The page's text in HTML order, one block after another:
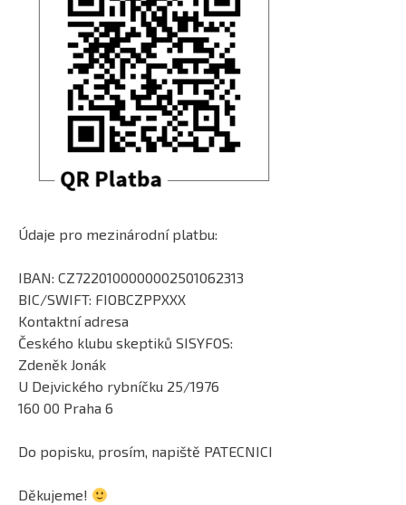
Údaje pro mezinárodní platbu:
IBAN: CZ7220100000002501062313
BIC/SWIFT: FIOBCZPPXXX
Kontaktní adresa
Českého klubu skeptiků SISYFOS:
Zdeněk Jonák
U Dejvického rybníčku 25/1976
160 00 Praha 6
Do popisku, prosím, napiště PATECNICI
Děkujeme!